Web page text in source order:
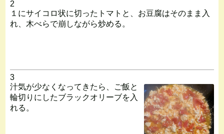
2
１にサイコロ状に切ったトマトと、お豆腐はそのまま入
れ、木べらで崩しながら炒める。
3
汁気が少なくなってきたら、ご飯と
輪切りにしたブラックオリーブを入
れる。